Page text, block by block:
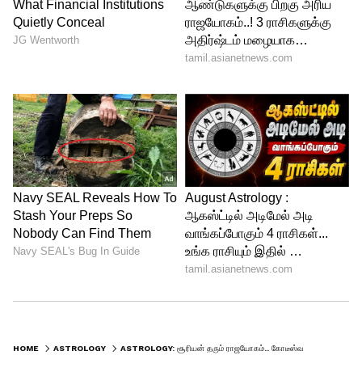
Related Articles
வார ராசிபலன் 2026: ஜூலை 6 டூ ஜூலை
12 பண மழையில் நனையப்போகும்
'அந்த' ராசிகள்? உங்க ராசி இருக்கா?
Love Horoscope: மனைவியை ராணி
போல் தாங்கும் 'அந்த' 4 ராசி ஆண்கள்!
காதல் மன்னர்கள்!
HOME ASTROLOGY